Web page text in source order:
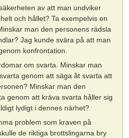
av att man undviker
och hållet? Ta exempelvis en
man den personens rädsla
Jag kunde svära på att man
konfrontation.
om svarta. Minskar man
genom att säga åt svarta att
Minskar man den
genom att kräva svarta håller sig
lydigt i dennes närhet?
problem som kraven på
de riktiga brottslingarna bry